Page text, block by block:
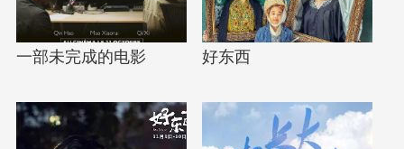
一部未完成的电影 好东西